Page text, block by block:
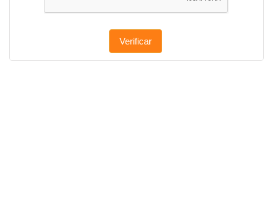
Verificar